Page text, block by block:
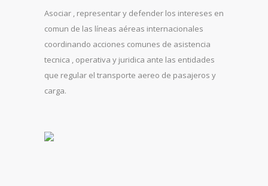
Asociar , representar y defender los intereses en
comun de las líneas aéreas internacionales
coordinando acciones comunes de asistencia
tecnica , operativa y juridica ante las entidades
que regular el transporte aereo de pasajeros y
carga.